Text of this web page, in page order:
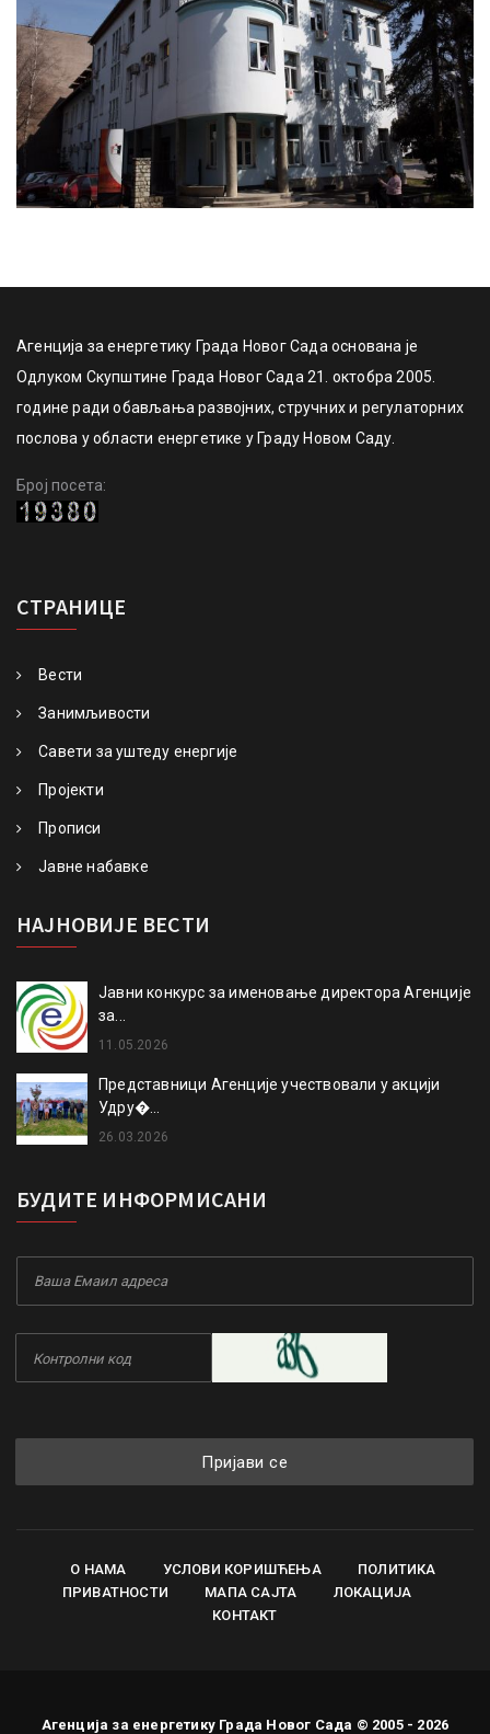
Агенција за енергетику Града Новог Сада основана је
Одлуком Скупштине Града Новог Сада 21. октобра 2005.
године ради обављања развојних, стручних и регулаторних
послова у области енергетике у Граду Новом Саду.
Број посета:
СТРАНИЦЕ
Вести
Занимљивости
Савети за уштеду енергије
Пројекти
Прописи
Јавне набавке
НАЈНОВИЈЕ ВЕСТИ
Јавни конкурс за именовање директора Агенције
за...
11.05.2026
Представници Агенције учествовали у акцији
Удру�...
26.03.2026
БУДИТЕ ИНФОРМИСАНИ
Пријави се
О НАМА УСЛОВИ КОРИШЋЕЊА
ПОЛИТИКА
ПРИВАТНОСТИ
МАПА САЈТА
ЛОКАЦИЈА
КОНТАКТ
Агенција за енергетику Града Новог Сада © 2005 - 2026